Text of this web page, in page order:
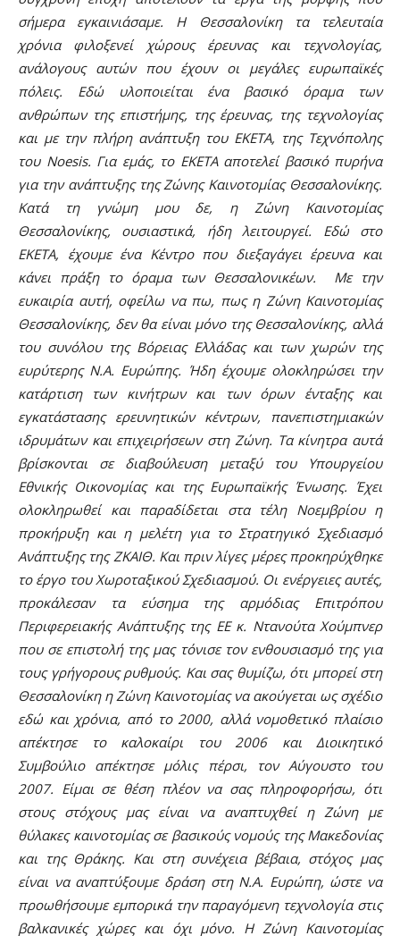
σήμερα εγκαινιάσαμε. Η Θεσσαλονίκη τα τελευταία
χρόνια φιλοξενεί χώρους έρευνας και τεχνολογίας,
ανάλογους αυτών που έχουν οι μεγάλες ευρωπαϊκές
πόλεις. Εδώ υλοποιείται ένα βασικό όραμα των
ανθρώπων της επιστήμης, της έρευνας, της τεχνολογίας
και με την πλήρη ανάπτυξη του ΕΚΕΤΑ, της Τεχνόπολης
του Noesis. Για εμάς, το ΕΚΕΤΑ αποτελεί βασικό πυρήνα
για την ανάπτυξης της Ζώνης Καινοτομίας Θεσσαλονίκης.
Κατά τη γνώμη μου δε, η Ζώνη Καινοτομίας
Θεσσαλονίκης, ουσιαστικά, ήδη λειτουργεί. Εδώ στο
ΕΚΕΤΑ, έχουμε ένα Κέντρο που διεξαγάγει έρευνα και
κάνει πράξη το όραμα των Θεσσαλονικέων. Με την
ευκαιρία αυτή, οφείλω να πω, πως η Ζώνη Καινοτομίας
Θεσσαλονίκης, δεν θα είναι μόνο της Θεσσαλονίκης, αλλά
του συνόλου της Βόρειας Ελλάδας και των χωρών της
ευρύτερης Ν.Α. Ευρώπης. Ήδη έχουμε ολοκληρώσει την
κατάρτιση των κινήτρων και των όρων ένταξης και
εγκατάστασης ερευνητικών κέντρων, πανεπιστημιακών
ιδρυμάτων και επιχειρήσεων στη Ζώνη. Τα κίνητρα αυτά
βρίσκονται σε διαβούλευση μεταξύ του Υπουργείου
Εθνικής Οικονομίας και της Ευρωπαϊκής Ένωσης. Έχει
ολοκληρωθεί και παραδίδεται στα τέλη Νοεμβρίου η
προκήρυξη και η μελέτη για το Στρατηγικό Σχεδιασμό
Ανάπτυξης της ΖΚΑΙΘ. Και πριν λίγες μέρες προκηρύχθηκε
το έργο του Χωροταξικού Σχεδιασμού. Οι ενέργειες αυτές,
προκάλεσαν τα εύσημα της αρμόδιας Επιτρόπου
Περιφερειακής Ανάπτυξης της ΕΕ κ. Ντανούτα Χούμπνερ
που σε επιστολή της μας τόνισε τον ενθουσιασμό της για
τους γρήγορους ρυθμούς. Και σας θυμίζω, ότι μπορεί στη
Θεσσαλονίκη η Ζώνη Καινοτομίας να ακούγεται ως σχέδιο
εδώ και χρόνια, από το 2000, αλλά νομοθετικό πλαίσιο
απέκτησε το καλοκαίρι του 2006 και Διοικητικό
Συμβούλιο απέκτησε μόλις πέρσι, τον Αύγουστο του
2007. Είμαι σε θέση πλέον να σας πληροφορήσω, ότι
στους στόχους μας είναι να αναπτυχθεί η Ζώνη με
θύλακες καινοτομίας σε βασικούς νομούς της Μακεδονίας
και της Θράκης. Και στη συνέχεια βέβαια, στόχος μας
είναι να αναπτύξουμε δράση στη Ν.Α. Ευρώπη, ώστε να
προωθήσουμε εμπορικά την παραγόμενη τεχνολογία στις
βαλκανικές χώρες και όχι μόνο. Η Ζώνη Καινοτομίας